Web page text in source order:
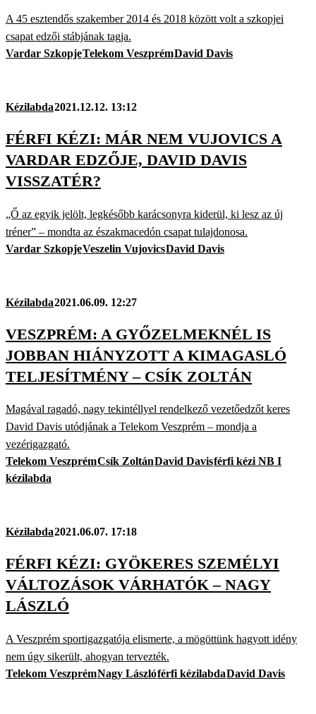
A 45 esztendős szakember 2014 és 2018 között volt a szkopjei
csapat edzői stábjának tagja.
Vardar SzkopjeTelekom VeszprémDavid Davis
Kézilabda2021.12.12. 13:12
FÉRFI KÉZI: MÁR NEM VUJOVICS A
VARDAR EDZŐJE, DAVID DAVIS
VISSZATÉR?
„Ő az egyik jelölt, legkésőbb karácsonyra kiderül, ki lesz az új
tréner” – mondta az északmacedón csapat tulajdonosa.
Vardar SzkopjeVeszelin VujovicsDavid Davis
Kézilabda2021.06.09. 12:27
VESZPRÉM: A GYŐZELMEKNÉL IS
JOBBAN HIÁNYZOTT A KIMAGASLÓ
TELJESÍTMÉNY – CSÍK ZOLTÁN
Magával ragadó, nagy tekintéllyel rendelkező vezetőedzőt keres
David Davis utódjának a Telekom Veszprém – mondja a
vezérigazgató.
Telekom VeszprémCsík ZoltánDavid Davisférfi kézi NB I
kézilabda
Kézilabda2021.06.07. 17:18
FÉRFI KÉZI: GYÖKERES SZEMÉLYI
VÁLTOZÁSOK VÁRHATÓK – NAGY
LÁSZLÓ
A Veszprém sportigazgatója elismerte, a mögöttünk hagyott idény
nem úgy sikerült, ahogyan tervezték.
Telekom VeszprémNagy Lászlóférfi kézilabdaDavid Davis